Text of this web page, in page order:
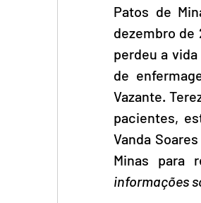
Patos de
dezembro de
perdeu a
de
Vazante.
pacientes,
Vanda
Minas para
informações